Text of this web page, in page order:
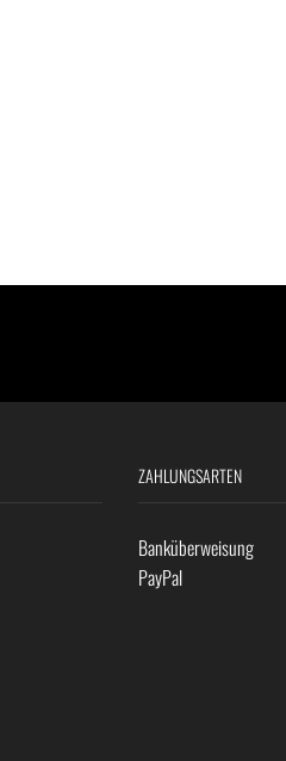
ZAHLUNGSARTEN
Banküberweisung
PayPal